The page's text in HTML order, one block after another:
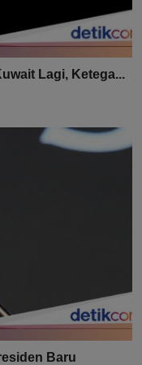
Lagi, Ketega...
Baru